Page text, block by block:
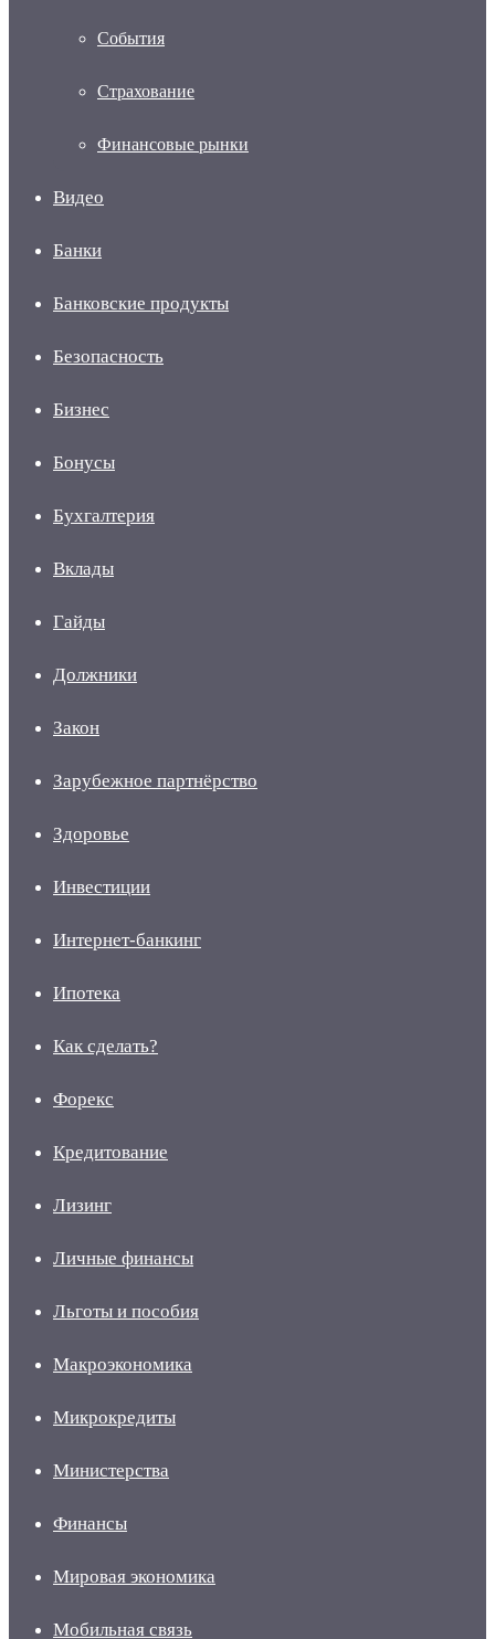
События
Страхование
Финансовые рынки
Видео
Банки
Банковские продукты
Безопасность
Бизнес
Бонусы
Бухгалтерия
Вклады
Гайды
Должники
Закон
Зарубежное партнёрство
Здоровье
Инвестиции
Интернет-банкинг
Ипотека
Как сделать?
Форекс
Кредитование
Лизинг
Личные финансы
Льготы и пособия
Макроэкономика
Микрокредиты
Министерства
Финансы
Мировая экономика
Мобильная связь